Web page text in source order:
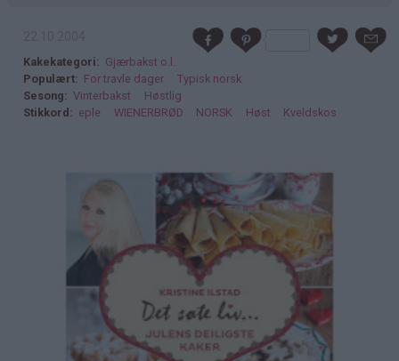
Kakekategori
Gjærbakst o.l.
Populært
For travle dager
Typisk norsk
Sesong
Vinterbakst
Høstlig
Stikkord
eple WIENERBRØD NORSK Høst Kveldskos